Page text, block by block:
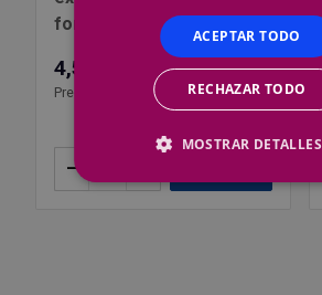
formato ancho
4,50 €
Precio por 1 ud
–
ACEPTAR TODO
RECHAZAR TODO
MOSTRAR DETALLES